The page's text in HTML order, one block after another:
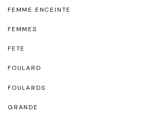
FEMME ENCEINTE
FEMMES
FETE
FOULARD
FOULARDS
GRANDE